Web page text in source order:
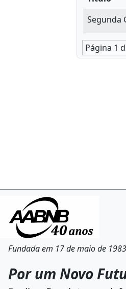
Segunda
Página 1
Fundada em 17 de maio de 1983
Por um Novo